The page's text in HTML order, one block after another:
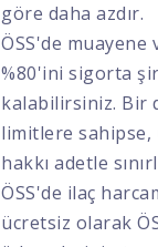
göre daha azdır.
ÖSS'de muayene
%80'ini sigorta
kalabilirsiniz. Bir
limitlere sahipse,
hakkı adetle
ÖSS'de ilaç
ücretsiz olarak